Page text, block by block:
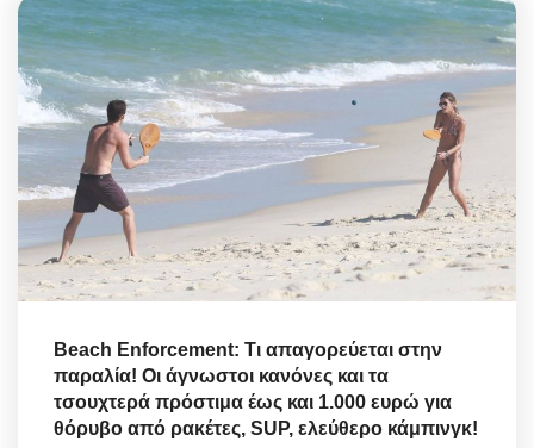
Beach Enforcement: Τι απαγορεύεται στην
παραλία! Οι άγνωστοι κανόνες και τα
τσουχτερά πρόστιμα έως και 1.000 ευρώ για
θόρυβο από ρακέτες, SUP, ελεύθερο κάμπινγκ!